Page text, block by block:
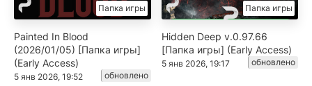
Папка игры
Painted In Blood
(2026/01/05) [Папка игры]
(Early Access)
5 янв 2026, 19:52 обновлено
Папка игры
Hidden Deep v.0.97.66
[Папка игры] (Early Access)
5 янв 2026, 19:17 обновлено